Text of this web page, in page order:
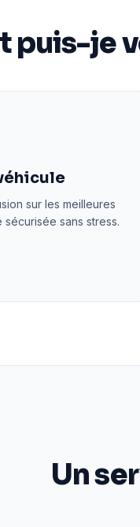
puis-je
sur les meilleures
sans stress.
Un